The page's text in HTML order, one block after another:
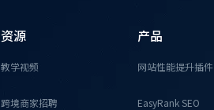
资源
教学视频
跨境商家招聘
产品
网站性能提升插件
EasyRank SEO